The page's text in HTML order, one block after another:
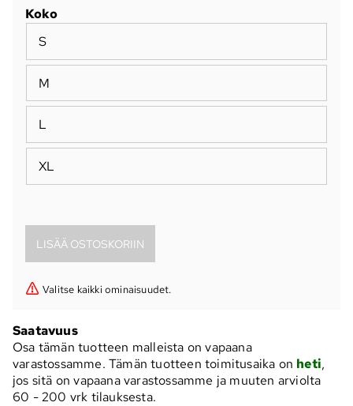
Koko
S
M
L
XL
Valitse kaikki ominaisuudet.
Saatavuus
Osa tämän tuotteen malleista on vapaana
varastossamme. Tämän tuotteen toimitusaika on heti,
jos sitä on vapaana varastossamme ja muuten arviolta
60 - 200 vrk tilauksesta.